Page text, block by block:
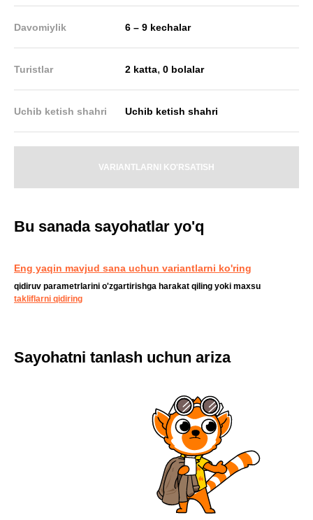
Davomiylik 6 – 9 kechalar
Turistlar 2 katta,0 bolalar
Uchib ketish shahri Uchib ketish shahri
VARIANTLARNI KO'RSATISH
Bu sanada sayohatlar yo'q
Eng yaqin mavjud sana uchun variantlarni ko'ring
qidiruv parametrlarini o'zgartirishga harakat qiling yoki maxsu
takliflarni qidiring
Sayohatni tanlash uchun ariza